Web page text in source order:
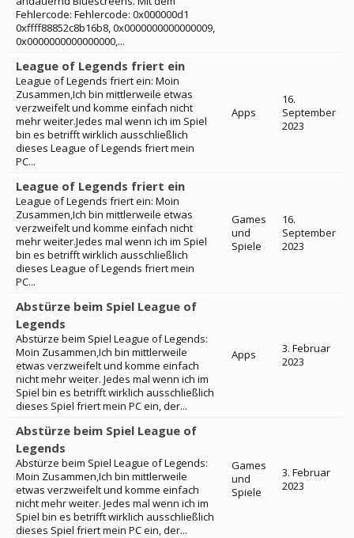
Fehlercode: Fehlercode: 0x000000d1
0xffff88852c8b16b8, 0x0000000000000009,
0x0000000000000000,...
League of Legends friert ein
League of Legends friert ein: Moin
Zusammen,Ich bin mittlerweile etwas
verzweifelt und komme einfach nicht
mehr weiter.Jedes mal wenn ich im Spiel
bin es betrifft wirklich ausschließlich
dieses League of Legends friert mein
PC...
Apps
16.
September
2023
League of Legends friert ein
League of Legends friert ein: Moin
Zusammen,Ich bin mittlerweile etwas
verzweifelt und komme einfach nicht
mehr weiter.Jedes mal wenn ich im Spiel
bin es betrifft wirklich ausschließlich
dieses League of Legends friert mein
PC...
Games
und
Spiele
16.
September
2023
Abstürze beim Spiel League of
Legends
Abstürze beim Spiel League of Legends:
Moin Zusammen,Ich bin mittlerweile
etwas verzweifelt und komme einfach
nicht mehr weiter. Jedes mal wenn ich im
Spiel bin es betrifft wirklich ausschließlich
dieses Spiel friert mein PC ein, der...
Apps
3. Februar
2023
Abstürze beim Spiel League of
Legends
Abstürze beim Spiel League of Legends:
Moin Zusammen,Ich bin mittlerweile
etwas verzweifelt und komme einfach
nicht mehr weiter. Jedes mal wenn ich im
Spiel bin es betrifft wirklich ausschließlich
dieses Spiel friert mein PC ein, der...
Games
und
Spiele
3. Februar
2023